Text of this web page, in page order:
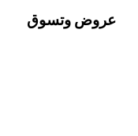
عروض وتسوق